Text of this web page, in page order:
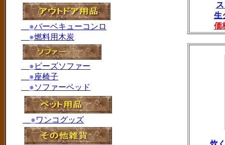
生
価
●バーベキューコンロ
●燃料用木炭
● ビーズソファー
●座椅子
●ソファーベッド
●ワンコグッズ